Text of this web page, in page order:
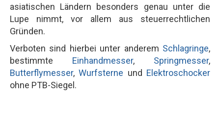
asiatischen Ländern besonders genau unter die
Lupe nimmt, vor allem aus steuerrechtlichen
Gründen.
Verboten sind hierbei unter anderem Schlagringe,
bestimmte Einhandmesser, Springmesser,
Butterflymesser,Wurfsterne und Elektroschocker
ohne PTB-Siegel.